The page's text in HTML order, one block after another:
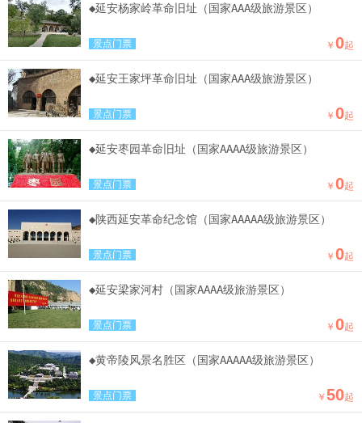
◆延安杨家岭革命旧址（国家AAA级旅游景区）
景点门票 ￥ 0起
◆延安王家坪革命旧址（国家AAA级旅游景区）
景点门票 ￥ 0起
◆延安枣园革命旧址（国家AAAA级旅游景区）
景点门票 ￥ 0起
◆陕西延安革命纪念馆（国家AAAAA级旅游景区）
景点门票 ￥ 0起
◆延安梁家河村（国家AAAA级旅游景区）
景点门票 ￥ 0起
◆黄帝陵风景名胜区（国家AAAAA级旅游景区）
景点门票 ￥ 50起